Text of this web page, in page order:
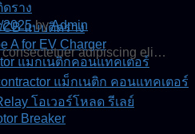
ราง
แบบติดราง
A for EV Charger
แมกเนติกคอนแทคเตอร์
แม็กเนติก คอนแทคเตอร์
โอเวอร์โหลด รีเลย์
Breaker
2025 byAdmin
consectetuer adipiscing eli…